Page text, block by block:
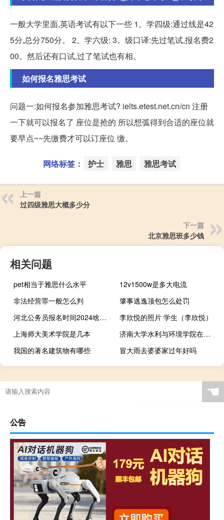
一般大学里面,英语考试有以下一些 1。学四级:通过线是42
5分,总分750分。 2。学六级: 3。级口译:先过笔试,报名费2
00。然后还有口试,过了笔试也有相。
如何报名雅思考试
问题一:如何报名参加雅思考试? ielts.etest.net.cn/cn 注册
一下就可以报名了 座位是抢的 所以想弧得到合适的座位就
要早点~~先缴费才可以订座位 缴。
网络标签： 护士 雅思 雅思考试
上一篇
过四级雅思大概多少分
下一篇
北京雅思班多少钱
相关问题
pet相当于雅思什么水平
12v1500w是多大电流
非法经营罪一般怎么判
肇事逃逸顶包怎么处罚
河北公务员报名时间2024啥时候
李欣悦的照片 学生（李欣悦）
上海师大美术学院是几本
济南大学水利与环境学院在哪个校区
我国的著名建筑物有哪些
冒大雨去婆婆家过年好吗
☚
公告